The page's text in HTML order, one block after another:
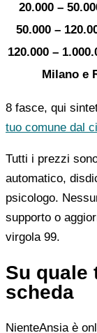
20.000 –
50.000 –
120.000 –
Milano e
8 fasce, qui
tuo comune dal
Tutti i prezzi
automatico,
psicologo.
supporto o
virgola 99.
Su quale
scheda
NienteAnsia è